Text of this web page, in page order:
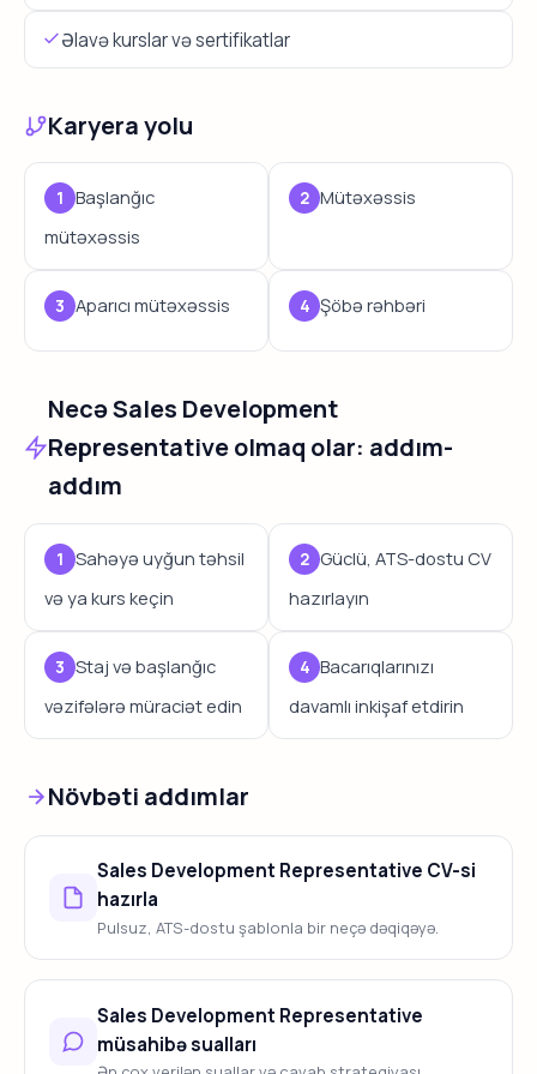
Əlavə kurslar və sertifikatlar
Karyera yolu
Başlanğıc
mütəxəssis
Mütəxəssis
Aparıcı mütəxəssis Şöbə rəhbəri
Necə Sales Development
Representative olmaq olar: addım-
addım
Sahəyə uyğun təhsil
və ya kurs keçin
Güclü, ATS-dostu CV
hazırlayın
Staj və başlanğıc
vəzifələrə müraciət edin
Bacarıqlarınızı
davamlı inkişaf etdirin
Növbəti addımlar
Sales Development Representative CV-si
hazırla
Pulsuz, ATS-dostu şablonla bir neçə dəqiqəyə.
Sales Development Representative
müsahibə sualları